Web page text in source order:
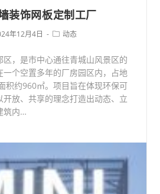
装饰网板定制工厂
年12月4日
Post动态
，是市中心通往青城山风景区的
个空置多年的厂房园区内，占地
积约960㎡。项目旨在体现环保可
放、共享的理念打造出动态、立
筑内…